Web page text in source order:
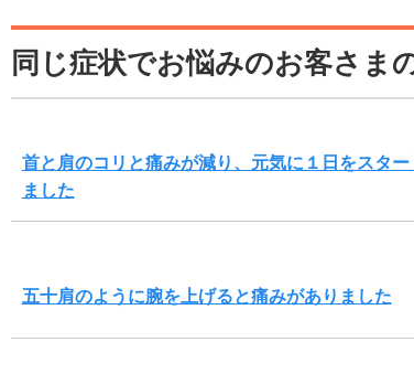
同じ症状でお悩みのお客さま
首と肩のコリと痛みが減り、元気に１日をスター
ました
五十肩のように腕を上げると痛みがありました